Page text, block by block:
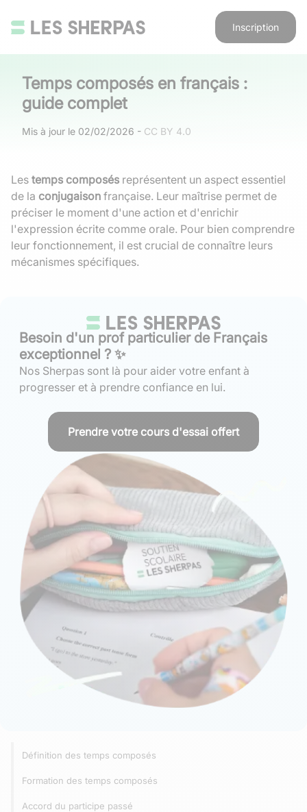
Inscription
Temps composés en français :
guide complet
Mis à jour le 02/02/2026 - CC BY 4.0
Les temps composés représentent un aspect essentiel
de la conjugaison française. Leur maîtrise permet de
préciser le moment d'une action et d'enrichir
l'expression écrite comme orale. Pour bien comprendre
leur fonctionnement, il est crucial de connaître leurs
mécanismes spécifiques.
Besoin d'un prof particulier de Français
exceptionnel ? ✨
Nos Sherpas sont là pour aider votre enfant à
progresser et à prendre confiance en lui.
Prendre votre cours d'essai offert
Définition des temps composés
Formation des temps composés
Accord du participe passé